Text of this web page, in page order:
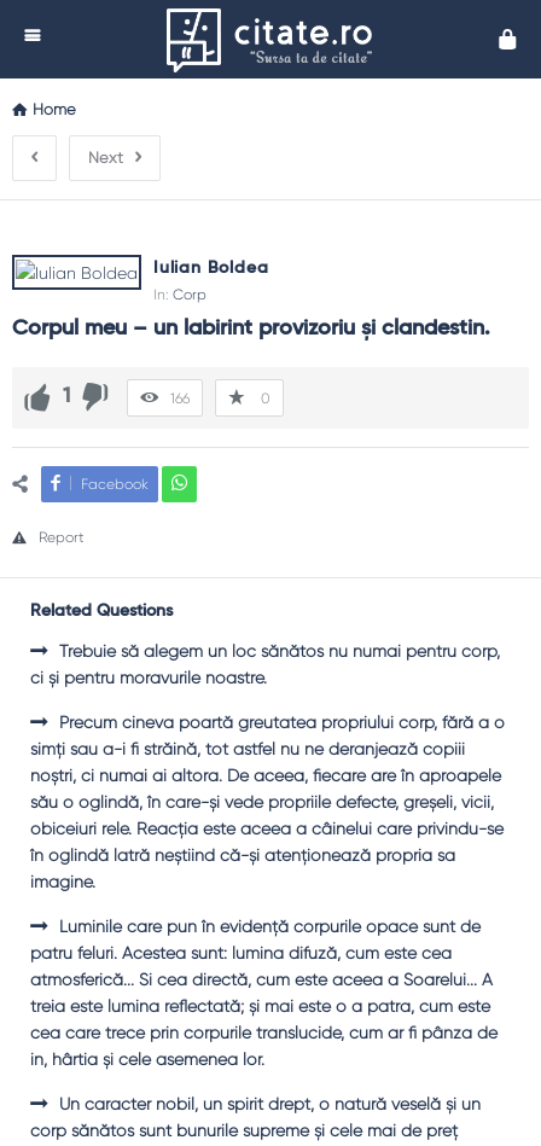
Home
Next
Iulian Boldea
In: Corp
Corpul meu – un labirint provizoriu și clandestin.
1 166 0
Facebook
Report
Related Questions
Trebuie să alegem un loc sănătos nu numai pentru corp,
ci şi pentru moravurile noastre.
Precum cineva poartă greutatea propriului corp, fără a o
simţi sau a-i fi străină, tot astfel nu ne deranjează copiii
noştri, ci numai ai altora. De aceea, fiecare are în aproapele
său o oglindă, în care-şi vede propriile defecte, greşeli, vicii,
obiceiuri rele. Reacţia este aceea a câinelui care privindu-se
în oglindă latră neştiind că-şi atenţionează propria sa
imagine.
Luminile care pun în evidenţă corpurile opace sunt de
patru feluri. Acestea sunt: lumina difuză, cum este cea
atmosferică... Şi cea directă, cum este aceea a Soarelui... A
treia este lumina reflectată; şi mai este o a patra, cum este
cea care trece prin corpurile translucide, cum ar fi pânza de
in, hârtia şi cele asemenea lor.
Un caracter nobil, un spirit drept, o natură veselă şi un
corp sănătos sunt bunurile supreme şi cele mai de preţ